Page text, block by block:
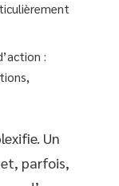
:
Un
parfois,